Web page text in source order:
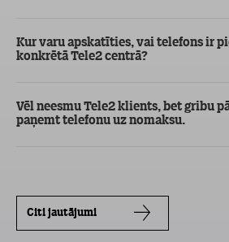
Kur varu apskatīties, vai telefons ir
konkrētā Tele2 centrā?
Vēl neesmu Tele2 klients, bet gribu
paņemt telefonu uz nomaksu.
Citi jautājumi